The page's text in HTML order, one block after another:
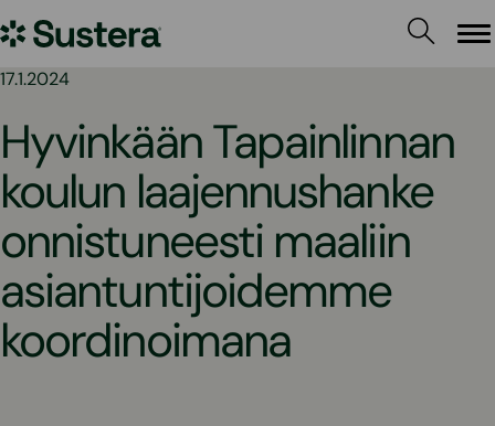
sisältöön
Sustera
17.1.2024
Hyvinkään Tapainlinnan
koulun laajennushanke
onnistuneesti maaliin
asiantuntijoidemme
koordinoimana